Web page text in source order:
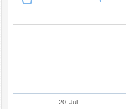
20. Jul